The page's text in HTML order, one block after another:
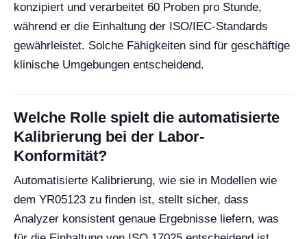
konzipiert und verarbeitet 60 Proben pro Stunde,
während er die Einhaltung der ISO/IEC-Standards
gewährleistet. Solche Fähigkeiten sind für geschäftige
klinische Umgebungen entscheidend.
Welche Rolle spielt die automatisierte
Kalibrierung bei der Labor-
Konformität?
Automatisierte Kalibrierung, wie sie in Modellen wie
dem YR05123 zu finden ist, stellt sicher, dass
Analyzer konsistent genaue Ergebnisse liefern, was